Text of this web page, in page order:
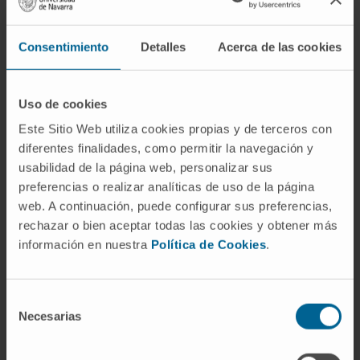
Consentimiento Detalles Acerca de las cookies
Uso de cookies
Este Sitio Web utiliza cookies propias y de terceros con
diferentes finalidades, como permitir la navegación y
usabilidad de la página web, personalizar sus
preferencias o realizar analíticas de uso de la página
web. A continuación, puede configurar sus preferencias,
rechazar o bien aceptar todas las cookies y obtener más
información en nuestra Política de Cookies.
Necesarias
Debemos averiguar la manera de estimular esa
respuesta inmune para que sea más fuerte que
la célula” y añadía que “durante estos días
tratamos de conocer cuál ha sido el cambio de
y conseguir mayor efectividad. Ojalá eventos
como el de hoy sirvan para hacer mejor las cosas.
Mi mensaje final es que colaboremos entre
nosotros, tenemos que confiar en el de al lado”.
Células CART: una revolución en
los tratamientos frente al cáncer
médula ósea. También se llaman “linfocitos T” y,
además de ayudar a proteger el cuerpo de las